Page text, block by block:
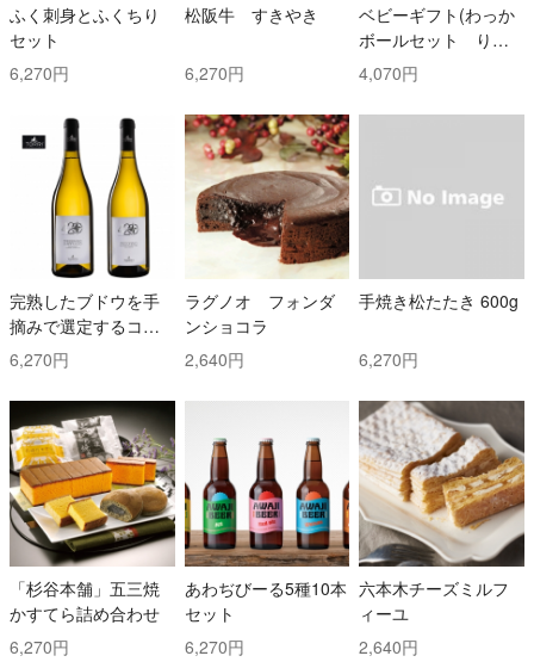
ふく刺身とふくちり
セット
6,270円
松阪牛 すきやき
6,270円
ベビーギフト(わっか
ボールセット りん
ご・しまりす)
4,070円
完熟したブドウを手
摘みで選定するコス
トと時間を掛けた白
ワイン2本セット！ ト
ッリ社/トレッビアー
ノ・ダブルッツォ 42
0 & コッリ・アプルテ
ィーニ 420 ぺコリー
ノ
6,270円
ラグノオ フォンダ
ンショコラ
2,640円
手焼き松たたき 600g
6,270円
「杉谷本舗」五三焼
かすてら詰め合わせ
6,270円
あわぢびーる5種10本
セット
6,270円
六本木チーズミルフ
ィーユ
2,640円